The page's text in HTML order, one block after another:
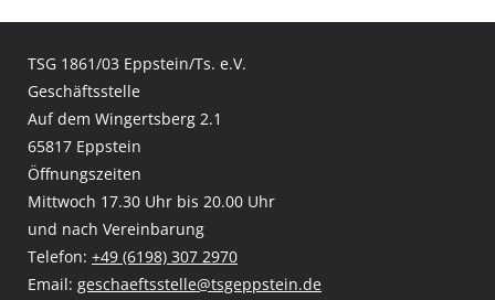
TSG 1861/03 Eppstein/Ts. e.V.
Geschäftsstelle
Auf dem Wingertsberg 2.1
65817 Eppstein
Öffnungszeiten
Mittwoch 17.30 Uhr bis 20.00 Uhr
und nach Vereinbarung
Telefon: +49 (6198) 307 2970
Email: geschaeftsstelle@tsgeppstein.de